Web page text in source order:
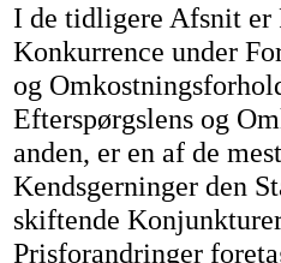
I de tidligere Afsnit er
Konkurrence under
og
Efterspørgslens og
anden, er en af de
Kendsgerninger den
skiftende
Prisforandringer